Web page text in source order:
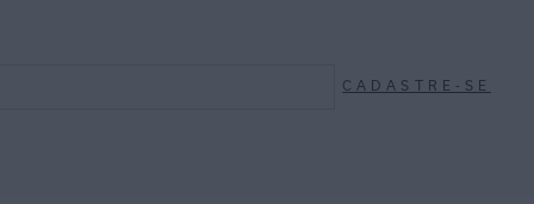
CADASTRE-SE